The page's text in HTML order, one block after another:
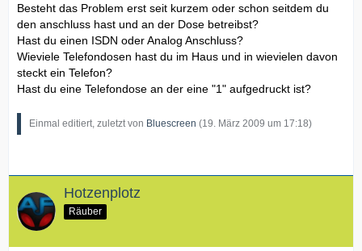
Besteht das Problem erst seit kurzem oder schon seitdem du
den anschluss hast und an der Dose betreibst?
Hast du einen ISDN oder Analog Anschluss?
Wieviele Telefondosen hast du im Haus und in wievielen davon
steckt ein Telefon?
Hast du eine Telefondose an der eine "1" aufgedruckt ist?
Einmal editiert, zuletzt von Bluescreen (19. März 2009 um 17:18)
Hotzenplotz
Räuber